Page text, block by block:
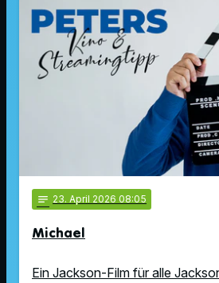
notes 23. April 2026 08:05
Michael
Ein Jackson-Film für alle